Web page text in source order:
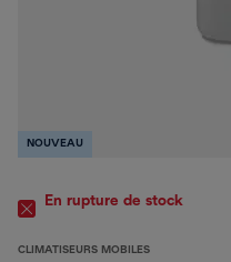
NOUVEAU
En rupture de stock
CLIMATISEURS MOBILES